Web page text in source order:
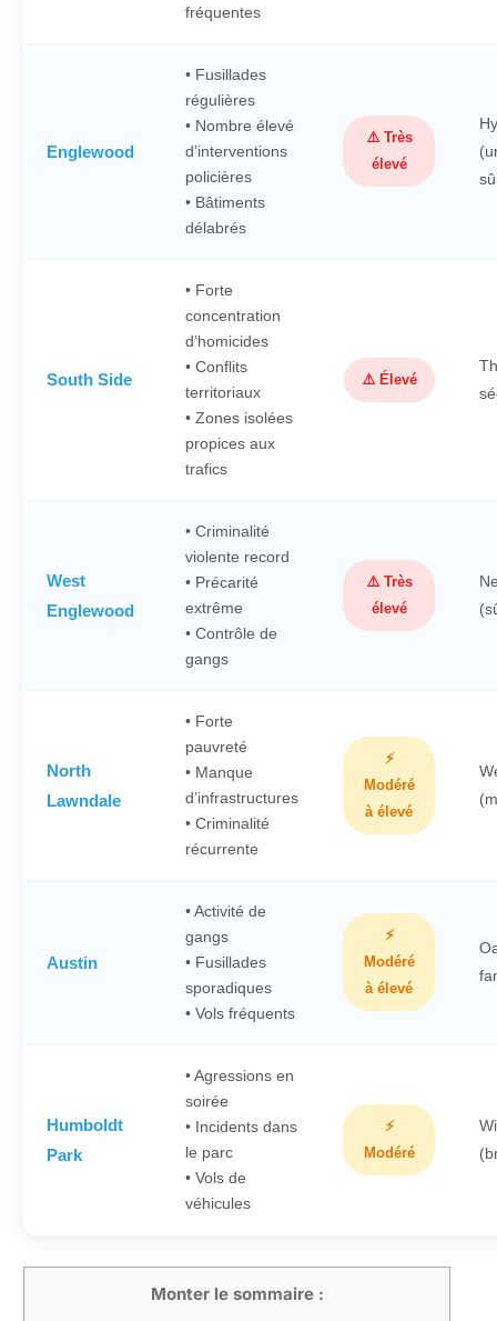
fréquentes
Englewood
• Fusillades
régulières
• Nombre élevé
d’interventions
policières
• Bâtiments
délabrés
⚠️ Très
élevé
South Side
• Forte
concentration
d’homicides
• Conflits
territoriaux
• Zones isolées
propices aux
trafics
⚠️ Élevé
West
Englewood
• Criminalité
violente record
• Précarité
extrême
• Contrôle de
gangs
⚠️ Très
élevé
North
Lawndale
• Forte
pauvreté
• Manque
d’infrastructures
• Criminalité
récurrente
⚡
Modéré
à élevé
Austin
• Activité de
gangs
• Fusillades
sporadiques
• Vols fréquents
⚡
Modéré
à élevé
Humboldt
Park
• Agressions en
soirée
• Incidents dans
le parc
• Vols de
véhicules
⚡
Modéré
Monter le sommaire :